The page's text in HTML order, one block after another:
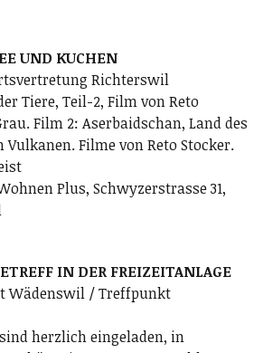
UND KUCHEN
Richterswil
Tiere, Teil-2, Film von Reto
Film 2: Aserbaidschan, Land des
Vulkanen. Filme von Reto Stocker.
Plus, Schwyzerstrasse 31,
IN DER FREIZEITANLAGE
Wädenswil / Treffpunkt
herzlich eingeladen, in